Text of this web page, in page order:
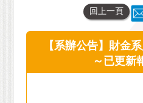
回上一頁
【系辦公告】財金
～已更新